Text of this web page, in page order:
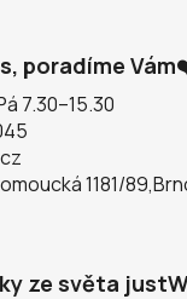
poradíme
7.30–15.30
1181/
ze světa